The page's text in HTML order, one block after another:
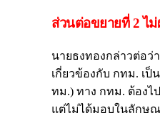
ส่วนต่อขยายที่ 2 ไ
นายธงทองกล่าวต่อว่
เกี่ยวข้องกับ กทม. เ
ทม.) ทาง กทม. ต้องไ
แต่ไม่ได้มอบในลักษณ